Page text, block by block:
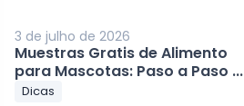
3 de julho de 2026
Muestras Gratis de Alimento
para Mascotas: Paso a Paso ...
Dicas